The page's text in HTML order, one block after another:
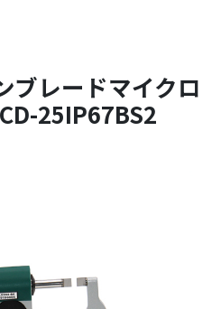
ブレードマイクロ
25IP67BS2